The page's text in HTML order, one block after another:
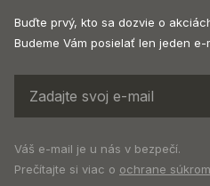
Buďte prvý, kto sa dozvie o
Budeme Vám posielať len jeden
Váš e-mail je u nás v bezpečí.
Prečítajte si viac o ochrane